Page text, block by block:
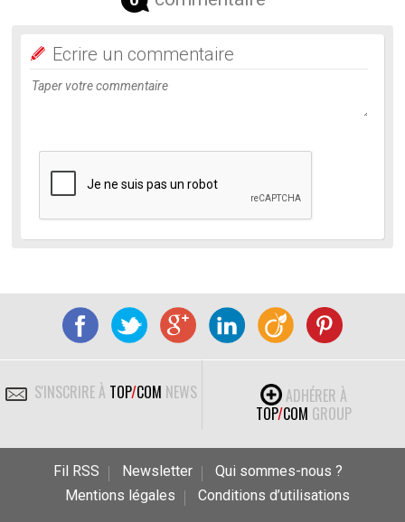
Ecrire un commentaire
S'INSCRIRE À TOP/COM NEWS
ADHÉRER À
TOP/COM GROUP
Fil RSS Newsletter
Qui sommes-nous ?
Mentions légales
Conditions d’utilisations